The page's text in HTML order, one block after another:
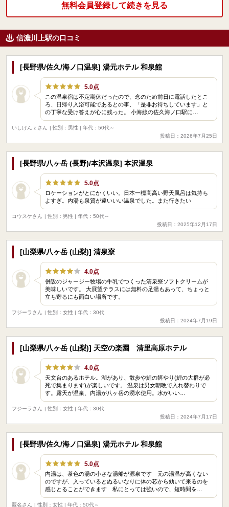
無料会員登録して続きを見る
信濃川上駅の口コミ
[長野県/佐久/海ノ口温泉] 湯元ホテル 和泉館
5.0点
この温泉宿は不定期休だったので、念のため前日に電話したとこ
ろ、日帰り入浴可能であるとの事、「是非お待ちしています」と
の丁寧な受け答えが心に残った。 小海線の佐久海ノ口駅に…
いしけんｚさん
| 性別：男性 | 年代：50代～
投稿日：2026年7月25日
[長野県/八ヶ岳 (長野)/本沢温泉] 本沢温泉
5.0点
ロケーションがとにかくいい。日本一標高高い野天風呂は気持ち
よすぎ。内湯も泉質が違いいい温泉でした。また行きたい
コウスケさん
| 性別：男性 | 年代：50代～
投稿日：2025年12月17日
[山梨県/八ヶ岳 (山梨)] 清泉寮
4.0点
併設のジャージー牧場の牛乳でつくった清泉寮ソフトクリームが
美味しいです。 大展望テラスには無料の足湯もあって、ちょっと
立ち寄るにも面白い場所です。
フジーラさん
| 性別：女性 | 年代：30代
投稿日：2024年7月19日
[山梨県/八ヶ岳 (山梨)] 天空の楽園 清里高原ホテル
4.0点
天文台のあるホテル。湖があり、散歩や鯉の餌やり(鯉の大群が必
死で集まります)が楽しいです。 温泉は男女朝晩で入れ替わりで
す。露天が温泉、内湯が八ヶ岳の湧水使用。水がいい…
フジーラさん
| 性別：女性 | 年代：30代
投稿日：2024年7月17日
[長野県/佐久/海ノ口温泉] 湯元ホテル 和泉館
5.0点
内湯は、茶色の湯の小さな湯船が源泉です 元の湯温が高くない
のですが、入っているとぬるいなりに体の芯から効いて来るのを
感じとることができます 私にとっては強いので、短時間を…
匿名さん
| 性別：女性 | 年代：50代～